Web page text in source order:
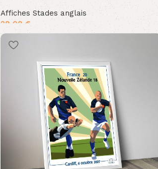
Affiches Stades anglais
29,00 €